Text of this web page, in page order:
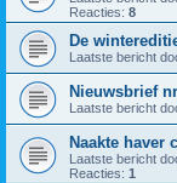
Reacties: 8
De
Laatste bericht
Nieuwsbrief
Laatste bericht
Naakte haver
Laatste bericht
Reacties: 1